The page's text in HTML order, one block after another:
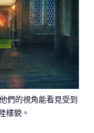
們的視角能看見受到
樣貌。